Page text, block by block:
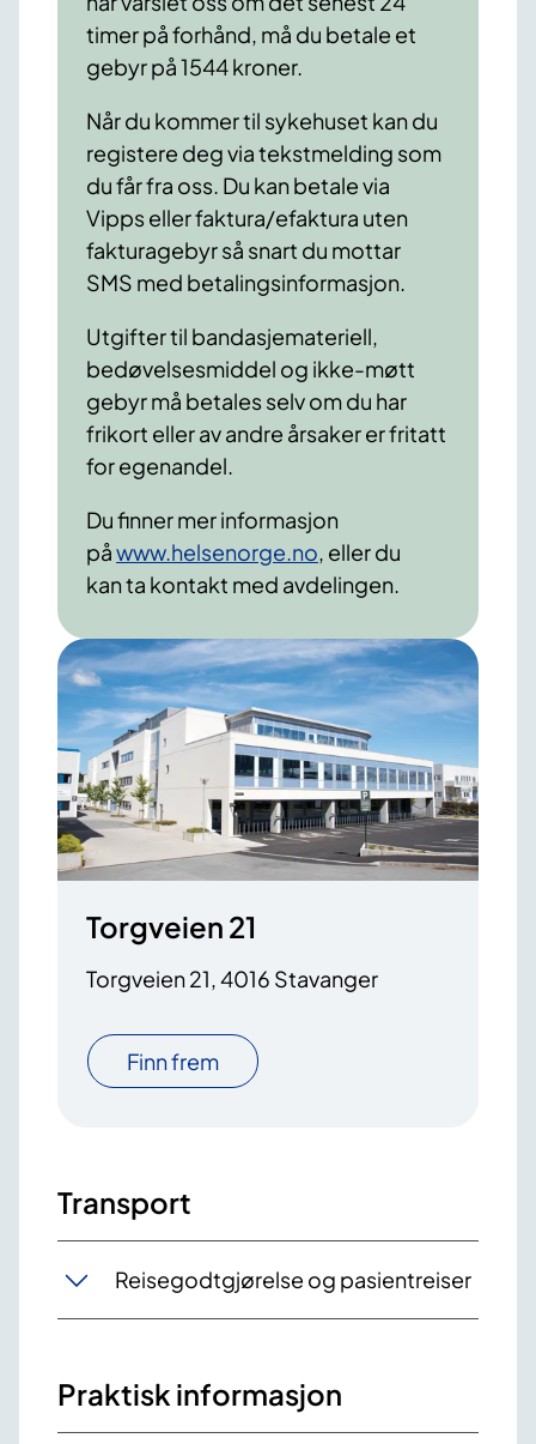
timer på forhånd, må du betale et
gebyr på 1544 kroner.
Når du kommer til sykehuset kan du
registere deg via tekstmelding som
du får fra oss. Du kan betale via
Vipps eller faktura/efaktura uten
fakturagebyr så snart du mottar
SMS med betalingsinformasjon.
Utgifter til bandasjemateriell,
bedøvelsesmiddel og ikke-møtt
gebyr må betales selv om du har
frikort eller av andre årsaker er fritatt
for egenandel.
Du finner mer informasjon
påwww.helsenorge.no, eller du
kan ta kontakt med avdelingen.
Torgveien 21
Torgveien 21, 4016 Stavanger
Finn frem
Transport
Reisegodtgjørelse og pasientreiser
Praktisk informasjon